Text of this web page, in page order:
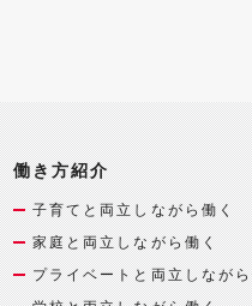
働き方紹介
子育てと両立しながら働く
家庭と両立しながら働く
プライベートと両立しなが